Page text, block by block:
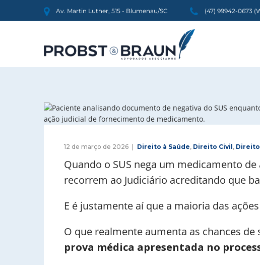
Av. Martin Luther, 515 - Blumenau/SC (47) 99942-0673
12 de março de 2026 Direito à Saúde, Direito Civil ,
Quando o SUS nega um medicamento
recorrem ao Judiciário acreditando que
E é justamente aí que a maioria das
O que realmente aumenta as chances de
prova médica apresentada no